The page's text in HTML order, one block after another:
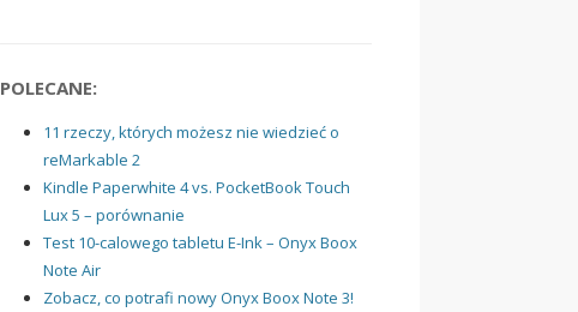
POLECANE:
11 rzeczy, których możesz nie wiedzieć o
reMarkable 2
Kindle Paperwhite 4 vs. PocketBook Touch
Lux 5 – porównanie
Test 10-calowego tabletu E-Ink – Onyx Boox
Note Air
Zobacz, co potrafi nowy Onyx Boox Note 3!